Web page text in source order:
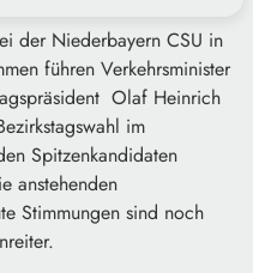
der Niederbayern CSU in
führen Verkehrsminister
Olaf Heinrich
im
Spitzenkandidaten
anstehenden
Stimmungen sind noch